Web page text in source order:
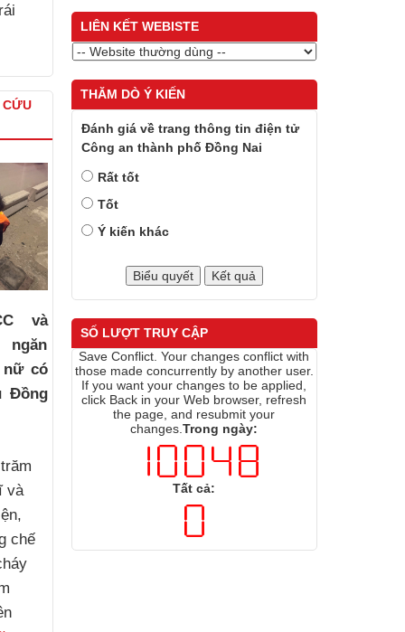
CỨU
và
ngăn
nữ có
Đồng
và
chế
LIÊN KẾT WEBISTE
THĂM DÒ Ý KIẾN
Đánh giá về trang thông tin điện tử
Công an thành phố Đồng Nai
Rất tốt
Tốt
Ý kiến khác
SỐ LƯỢT TRUY CẬP
Save Conflict. Your changes conflict with
those made concurrently by another user.
If you want your changes to be applied,
click Back in your Web browser, refresh
the page, and resubmit your
changes.Trong ngày:
Tất cả: